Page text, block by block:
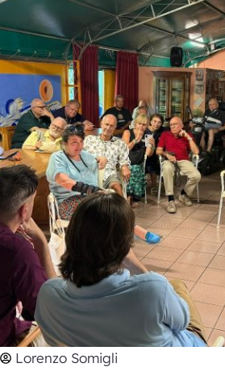
Lorenzo Somigli